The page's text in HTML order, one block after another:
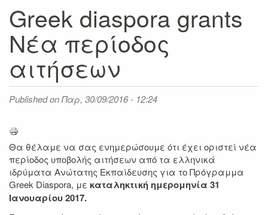
Greek diaspora grants
Νέα περίοδος
αιτήσεων
Published onΠαρ, 30/09/2016 - 12:24
Θα θέλαμε να σας ενημερώσουμε ότι έχει οριστεί νέα
περίοδος υποβολής αιτήσεων από τα ελληνικά
ιδρύματα Ανώτατης Εκπαίδευσης για το Πρόγραμμα
Greek Diaspora, με καταληκτική ημερομηνία 31
Ιανουαρίου 2017.